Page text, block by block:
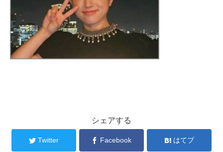
シェアする
Twitter Facebook はてブ